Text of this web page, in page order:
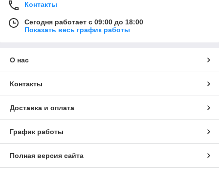
Контакты
Сегодня работает с 09:00 до 18:00
Показать весь график работы
О нас
Контакты
Доставка и оплата
График работы
Полная версия сайта